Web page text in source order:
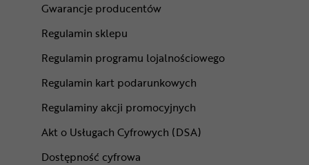
Gwarancje producentów
Regulamin sklepu
Regulamin programu lojalnościowego
Regulamin kart podarunkowych
Regulaminy akcji promocyjnych
Akt o Usługach Cyfrowych (DSA)
Dostępność cyfrowa